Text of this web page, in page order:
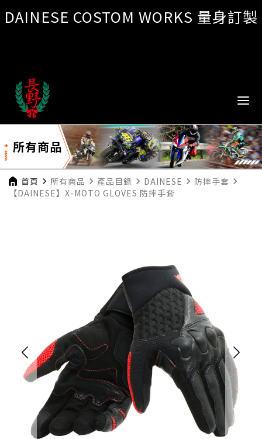
DAINESE COSTOM WORKS 量身訂製
所有商品
首頁 navigate_next 所有商品 navigate_next 產品目錄 navigate_next DAINESE navigate_next 防摔手套 navigate_next
【DAINESE】X-MOTO GLOVES 防摔手套